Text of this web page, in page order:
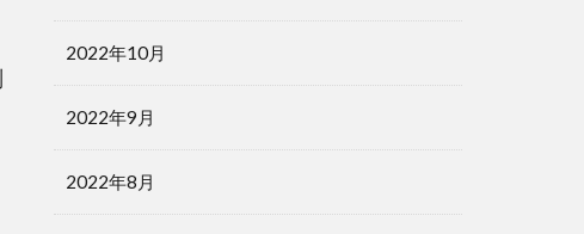
2022年10月
2022年9月
2022年8月